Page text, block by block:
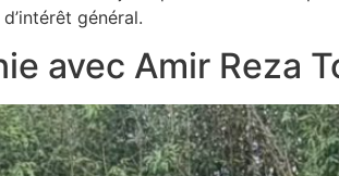
général.
avec Amir Reza